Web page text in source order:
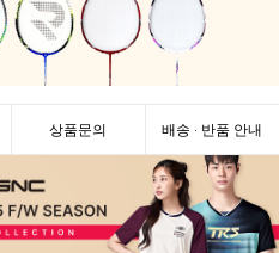
상품문의 배송 · 반품 안내